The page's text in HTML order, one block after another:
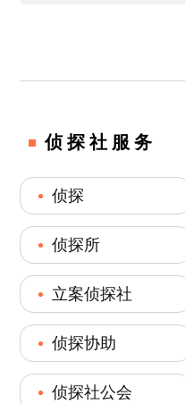
侦探社服务
侦探
侦探所
立案侦探社
侦探协助
侦探社公会